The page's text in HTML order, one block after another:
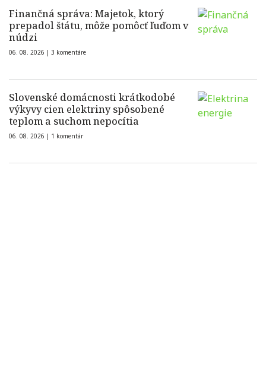
Finančná správa: Majetok, ktorý
prepadol štátu, môže pomôcť ľuďom v
núdzi
06. 08. 2026 | 3 komentáre
Slovenské domácnosti krátkodobé
výkyvy cien elektriny spôsobené
teplom a suchom nepocítia
06. 08. 2026 | 1 komentár